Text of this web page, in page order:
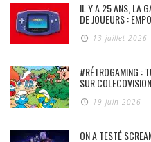
IL Y A 25 ANS, LA
DE JOUEURS :
13 juillet 2026
#RÉTROGAMING :
SUR
19 juin 2026 -
ON A TESTÉ